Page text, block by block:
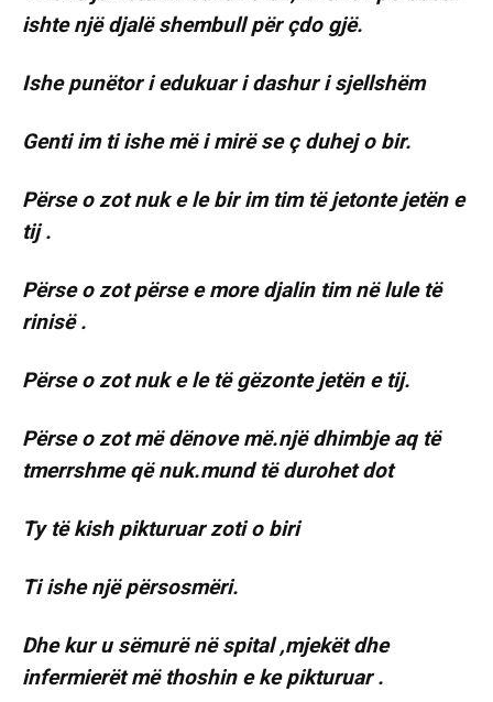
ishte një djalë shembull për çdo gjë.
Ishe punëtor i edukuar i dashur i sjellshëm
Genti im ti ishe më i mirë se ç duhej o bir.
Përse o zot nuk e le bir im tim të jetonte jetën e
tij .
Përse o zot përse e more djalin tim në lule të
rinisë .
Përse o zot nuk e le të gëzonte jetën e tij.
Përse o zot më dënove më.një dhimbje aq të
tmerrshme që nuk.mund të durohet dot
Ty të kish pikturuar zoti o biri
Ti ishe një përsosmëri.
Dhe kur u sëmurë në spital ,mjekët dhe
infermierët më thoshin e ke pikturuar .